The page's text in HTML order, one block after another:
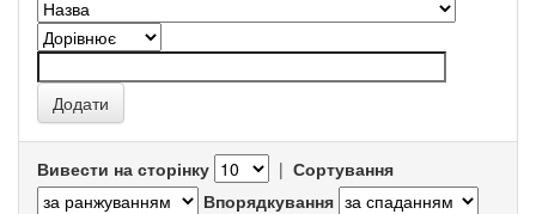
Вивести на сторінку | Сортування
Впорядкування